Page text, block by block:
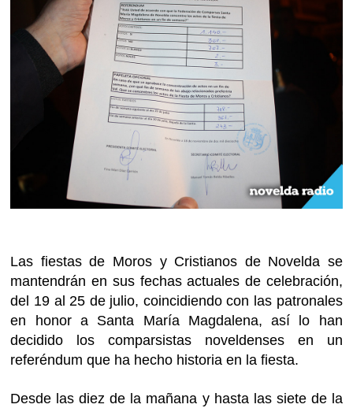
Las fiestas de Moros y Cristianos de Novelda se
mantendrán en sus fechas actuales de celebración,
del 19 al 25 de julio, coincidiendo con las patronales
en honor a Santa María Magdalena, así lo han
decidido los comparsistas noveldenses en un
referéndum que ha hecho historia en la fiesta.
Desde las diez de la mañana y hasta las siete de la